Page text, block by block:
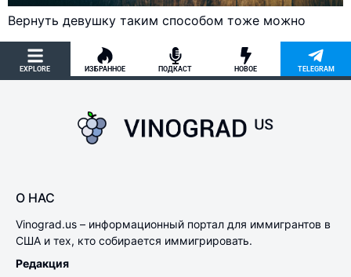
Вернуть девушку таким способом тоже можно
EXPLORE ИЗБРАННОЕ ПОДКАСТ НОВОЕ TELEGRAM
О НАС
Vinograd.us – информационный портал для иммигрантов в
США и тех, кто собирается иммигрировать.
Редакция